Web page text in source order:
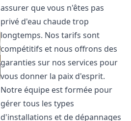
assurer que vous n'êtes pas
privé d'eau chaude trop
longtemps. Nos tarifs sont
compétitifs et nous offrons des
garanties sur nos services pour
vous donner la paix d'esprit.
Notre équipe est formée pour
gérer tous les types
d'installations et de dépannages